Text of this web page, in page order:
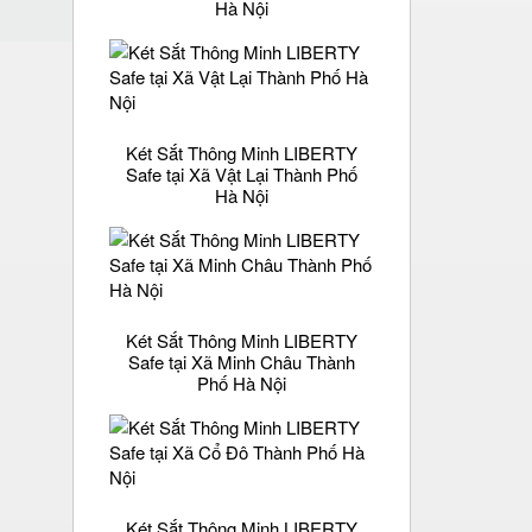
Hà Nội
Két Sắt Thông Minh LIBERTY
Safe tại Xã Vật Lại Thành Phố
Hà Nội
Két Sắt Thông Minh LIBERTY
Safe tại Xã Minh Châu Thành
Phố Hà Nội